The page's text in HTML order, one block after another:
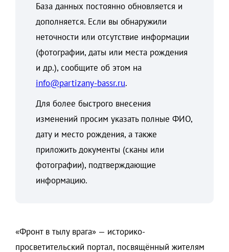
База данных постоянно обновляется и
дополняется. Если вы обнаружили
неточности или отсутствие информации
(фотографии, даты или места рождения
и др.), сообщите об этом на
info@partizany-bassr.ru.
Для более быстрого внесения
изменений просим указать полные ФИО,
дату и место рождения, а также
приложить документы (сканы или
фотографии), подтверждающие
информацию.
«Фронт в тылу врага» — историко-
просветительский портал, посвящённый жителям